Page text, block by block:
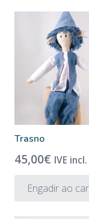
Trasno
45,00€ IVE incl.
Engadir ao